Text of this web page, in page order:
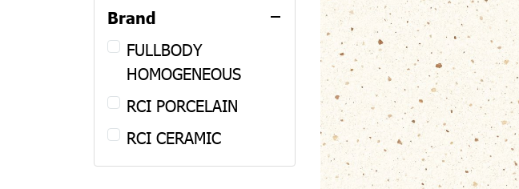
30x120 cm
40 x 40 cm
60 x 60 cm
60 x 120 cm
NATURAL SERIES
GLOSSY
MOLD
GLOSSY POLISHED
SOFT TOUCH
SOFT MATT
SOFT ANTI-SLIP
BEIGE
WHITE
BROWN
YELLOW
BLUE
GREEN
Brand
FULLBODY
HOMOGENEOUS
RCI PORCELAIN
RCI CERAMIC